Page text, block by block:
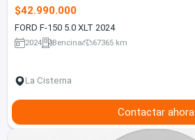
$42.990.000
FORD F-150 5.0 XLT 2024
2024 Bencina 67365 km
La Cisterna
Contactar ahora